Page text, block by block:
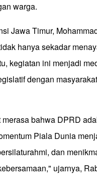
warga.
Jawa Timur,
hanya sekadar
kegiatan ini menjadi
dengan
bahwa DPRD
Piala Dunia
dan
ujarnya,